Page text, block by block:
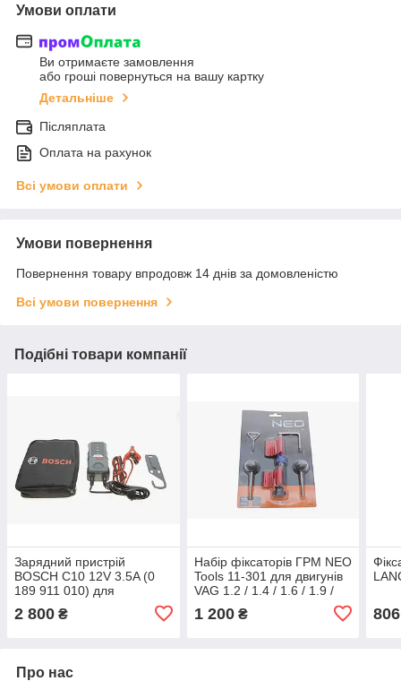
Умови оплати
Ви отримаєте замовлення
або гроші повернуться на вашу картку
Детальніше
Післяплата
Оплата на рахунок
Всі умови оплати
Умови повернення
Повернення товару впродовж 14 днів за домовленістю
Всі умови повернення
Подібні товари компанії
Зарядний пристрій
BOSCH C10 12V 3.5A (0
189 911 010) для
VRLA, AGM
2 800 ₴
Набір фіксаторів ГРМ NEO
Tools 11-301 для двигунів
VAG 1.2 / 1.4 / 1.6 / 1.9 /
1 200₴ 806
Про нас